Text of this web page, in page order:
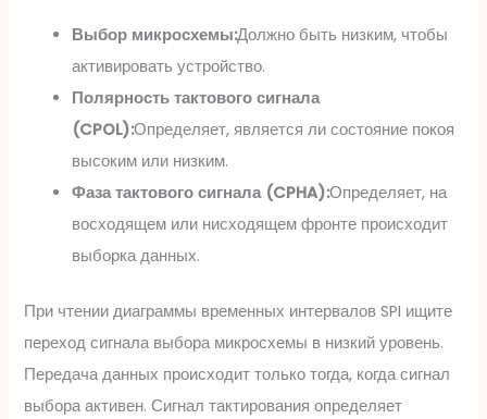
Выбор микросхемы:Должно быть низким, чтобы
активировать устройство.
Полярность тактового сигнала
(CPOL):Определяет, является ли состояние покоя
высоким или низким.
Фаза тактового сигнала (CPHA):Определяет, на
восходящем или нисходящем фронте происходит
выборка данных.
При чтении диаграммы временных интервалов SPI ищите
переход сигнала выбора микросхемы в низкий уровень.
Передача данных происходит только тогда, когда сигнал
выбора активен. Сигнал тактирования определяет